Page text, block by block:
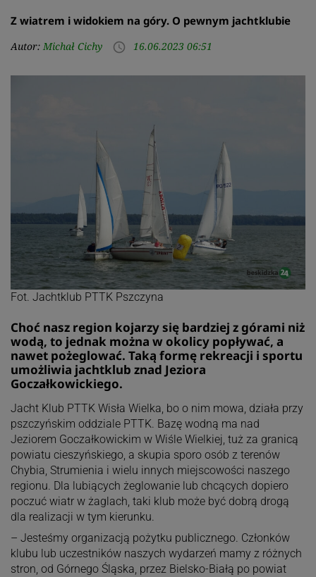
Z wiatrem i widokiem na góry. O pewnym jachtklubie
Autor: Michał Cichy access_time 16.06.2023 06:51
Fot. Jachtklub PTTK Pszczyna
Choć nasz region kojarzy się bardziej z górami niż
wodą, to jednak można w okolicy popływać, a
nawet pożeglować. Taką formę rekreacji i sportu
umożliwia jachtklub znad Jeziora
Goczałkowickiego.
Jacht Klub PTTK Wisła Wielka, bo o nim mowa, działa przy
pszczyńskim oddziale PTTK. Bazę wodną ma nad
Jeziorem Goczałkowickim w Wiśle Wielkiej, tuż za granicą
powiatu cieszyńskiego, a skupia sporo osób z terenów
Chybia, Strumienia i wielu innych miejscowości naszego
regionu. Dla lubiących żeglowanie lub chcących dopiero
poczuć wiatr w żaglach, taki klub może być dobrą drogą
dla realizacji w tym kierunku.
– Jesteśmy organizacją pożytku publicznego. Członków
klubu lub uczestników naszych wydarzeń mamy z różnych
stron, od Górnego Śląska, przez Bielsko-Białą po powiat